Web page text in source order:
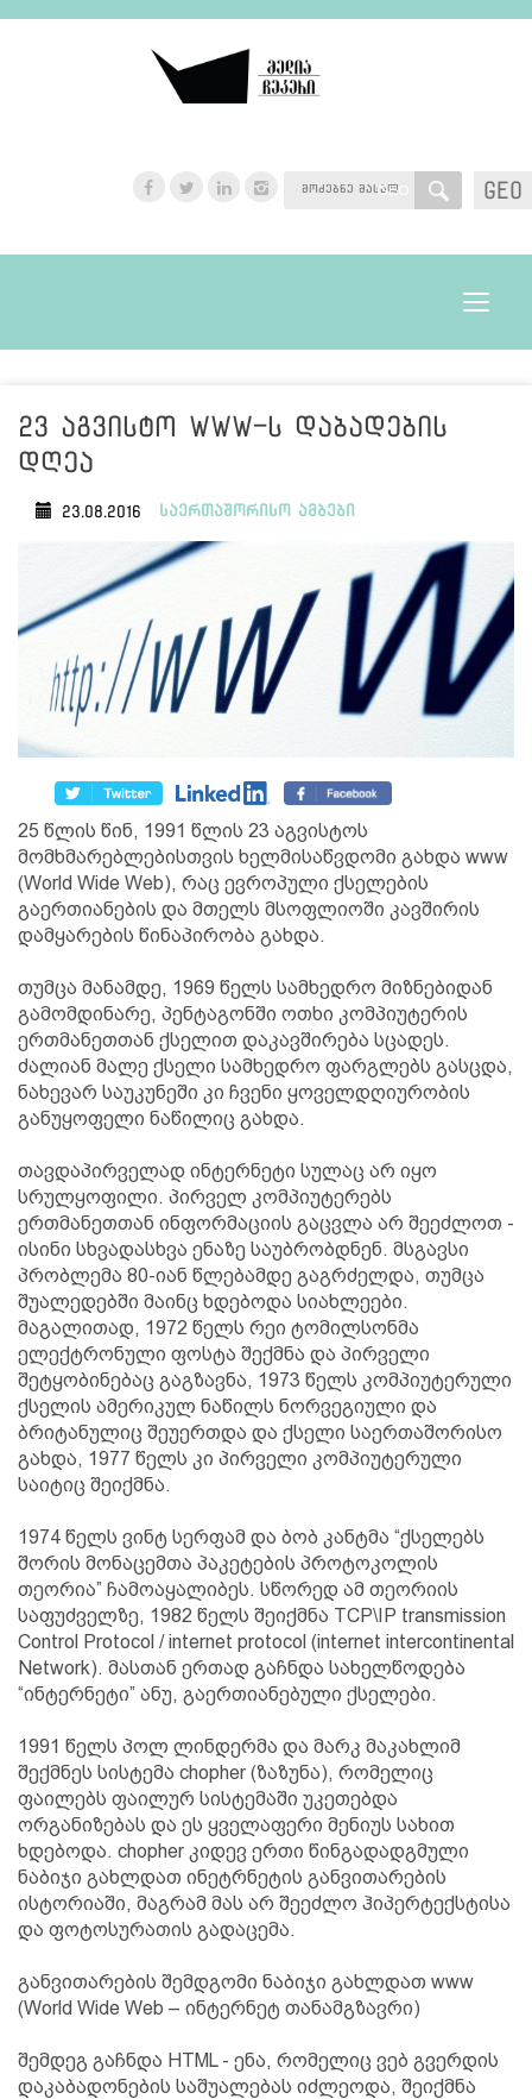
GEO
GEO
Toggle
23 აგვისტო WWW-ს დაბადების
დღეა
23.08.2016 საერთაშორისო ამბები
25 წლის წინ, 1991 წლის 23 აგვისტოს
მომხმარებლებისთვის ხელმისაწვდომი გახდა www
(World Wide Web), რაც ევროპული ქსელების
გაერთიანების და მთელს მსოფლიოში კავშირის
დამყარების წინაპირობა გახდა.
თუმცა მანამდე, 1969 წელს სამხედრო მიზნებიდან
გამომდინარე, პენტაგონში ოთხი კომპიუტერის
ერთმანეთთან ქსელით დაკავშირება სცადეს.
ძალიან მალე ქსელი სამხედრო ფარგლებს გასცდა,
ნახევარ საუკუნეში კი ჩვენი ყოველდღიურობის
განუყოფელი ნაწილიც გახდა.
თავდაპირველად ინტერნეტი სულაც არ იყო
სრულყოფილი. პირველ კომპიუტერებს
ერთმანეთთან ინფორმაციის გაცვლა არ შეეძლოთ -
ისინი სხვადასხვა ენაზე საუბრობდნენ. მსგავსი
პრობლემა 80-იან წლებამდე გაგრძელდა, თუმცა
შუალედებში მაინც ხდებოდა სიახლეები.
მაგალითად, 1972 წელს რეი ტომილსონმა
ელექტრონული ფოსტა შექმნა და პირველი
შეტყობინებაც გაგზავნა, 1973 წელს კომპიუტერული
ქსელის ამერიკულ ნაწილს ნორვეგიული და
ბრიტანულიც შეუერთდა და ქსელი საერთაშორისო
გახდა, 1977 წელს კი პირველი კომპიუტერული
საიტიც შეიქმნა.
1974 წელს ვინტ სერფამ და ბობ კანტმა “ქსელებს
შორის მონაცემთა პაკეტების პროტოკოლის
თეორია” ჩამოაყალიბეს. სწორედ ამ თეორიის
საფუძველზე, 1982 წელს შეიქმნა TCP\IP transmission
Control Protocol / internet protocol (internet intercontinental
Network). მასთან ერთად გაჩნდა სახელწოდება
“ინტერნეტი” ანუ, გაერთიანებული ქსელები.
1991 წელს პოლ ლინდერმა და მარკ მაკახლიმ
შექმნეს სისტემა chopher (ზაზუნა), რომელიც
ფაილებს ფაილურ სისტემაში უკეთებდა
ორგანიზებას და ეს ყველაფერი მენიუს სახით
ხდებოდა. chopher კიდევ ერთი წინგადადგმული
ნაბიჯი გახლდათ ინეტრნეტის განვითარების
ისტორიაში, მაგრამ მას არ შეეძლო ჰიპერტექსტისა
და ფოტოსურათის გადაცემა.
განვითარების შემდგომი ნაბიჯი გახლდათ www
(World Wide Web – ინტერნეტ თანამგზავრი)
შემდეგ გაჩნდა HTML - ენა, რომელიც ვებ გვერდის
დაკაბადონების საშუალებას იძლეოდა, შეიქმნა